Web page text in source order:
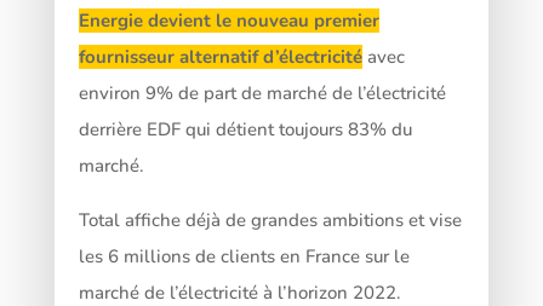
Energie devient le nouveau premier
fournisseur alternatif d’électricitéavec
environ 9% de part de marché de l’électricité
derrière EDF qui détient toujours 83% du
marché.
Total affiche déjà de grandes ambitions et vise
les 6 millions de clients en France sur le
marché de l’électricité à l’horizon 2022.